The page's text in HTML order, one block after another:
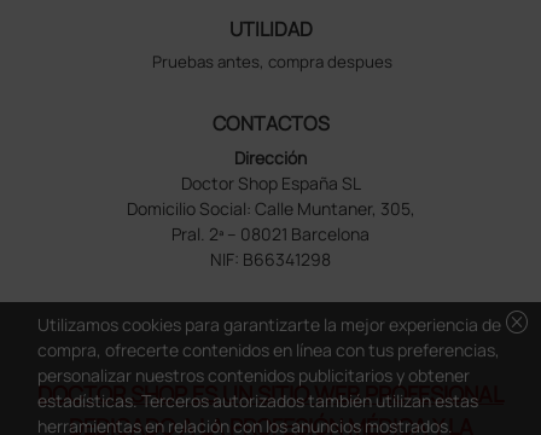
UTILIDAD
Pruebas antes, compra despues
CONTACTOS
Dirección
Doctor Shop España SL
Domicilio Social: Calle Muntaner, 305,
Pral. 2ª – 08021 Barcelona
NIF: B66341298
DOCTOR SHOP ES UN SITIO WEB PROFESIONAL
DEDICADO A LA PROFESIÓN MÉDICA Y LA
cancel
Utilizamos cookies para garantizarte la mejor experiencia de
compra, ofrecerte contenidos en línea con tus preferencias,
personalizar nuestros contenidos publicitarios y obtener
estadísticas. Terceros autorizados también utilizan estas
herramientas en relación con los anuncios mostrados.